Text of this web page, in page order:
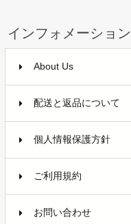
インフォメーション
About Us
配送と返品について
個人情報保護方針
ご利用規約
お問い合わせ